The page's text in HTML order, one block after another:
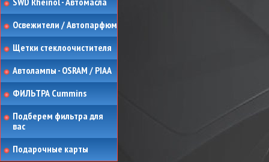
Освежители / Автопарфюм
Щетки стеклоочистителя
Автолампы - OSRAM / PIAA
ФИЛЬТРА Cummins
Подберем фильтра для
вас
Подарочные карты